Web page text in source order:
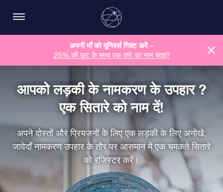
अपनी माँ को यूनिवर्स गिफ़्ट करें –
25% की छूट के साथ एक तारे का नाम बताएं!
आपको लड़की के नामकरण के उपहार ?
एक सितारे को नाम दें!
अपने दोस्तों और प्रियजनों के लिए एक लड़की के लिए अनोखे,
जावेदाँ नामकरण उपहार के तौर पर आसमान में एक चमकते सितारे
को रजिस्टर करें।